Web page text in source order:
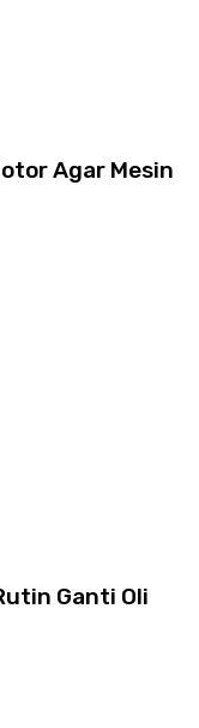
Agar Mesin
Ganti Oli